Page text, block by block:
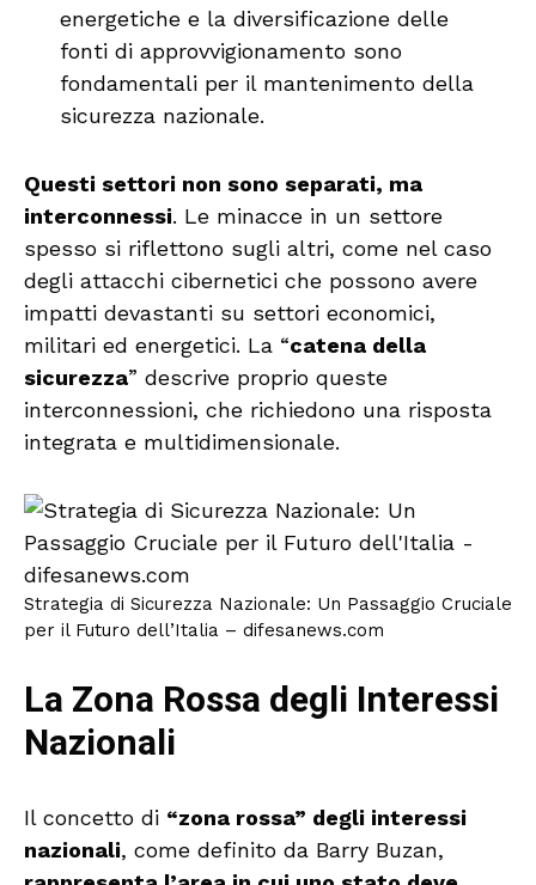
energetiche e la diversificazione delle
fonti di approvvigionamento sono
fondamentali per il mantenimento della
sicurezza nazionale.
Questi settori non sono separati, ma
interconnessi. Le minacce in un settore
spesso si riflettono sugli altri, come nel caso
degli attacchi cibernetici che possono avere
impatti devastanti su settori economici,
militari ed energetici. La “catena della
sicurezza” descrive proprio queste
interconnessioni, che richiedono una risposta
integrata e multidimensionale.
Strategia di Sicurezza Nazionale: Un Passaggio Cruciale
per il Futuro dell’Italia – difesanews.com
La Zona Rossa degli Interessi
Nazionali
Il concetto di “zona rossa” degli interessi
nazionali, come definito da Barry Buzan,